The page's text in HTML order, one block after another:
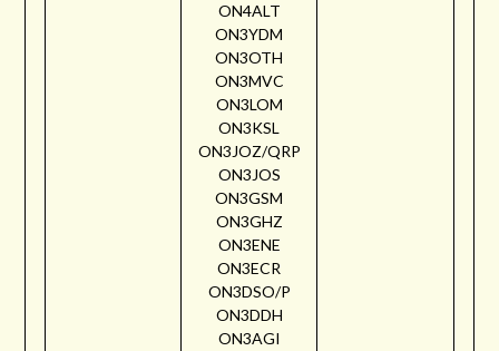
ON4ALT
ON3YDM
ON3OTH
ON3MVC
ON3LOM
ON3KSL
ON3JOZ/QRP
ON3JOS
ON3GSM
ON3GHZ
ON3ENE
ON3ECR
ON3DSO/P
ON3DDH
ON3AGI